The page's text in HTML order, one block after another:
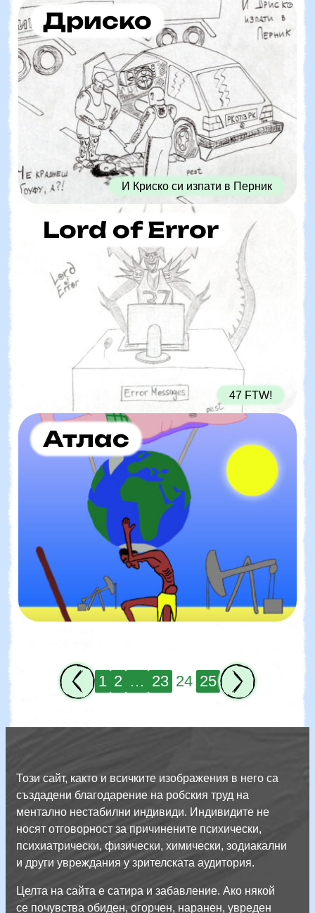
Дриско
И Криско си изпати в Перник
Lord of Error
47 FTW!
Атлас
1 2 … 23 24 25
Този сайт, както и всичките изображения в него са
създадени благодарение на робския труд на
ментално нестабилни индивиди. Индивидите не
носят отговорност за причинените психически,
психиатрически, физически, химически, зодиакални
и други увреждания у зрителската аудитория.
Целта на сайта е сатира и забавление. Ако някой
се почувства обиден, огорчен, наранен, увреден